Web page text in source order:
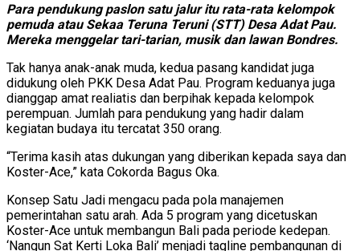
Para pendukung paslon satu jalur itu rata-rata kelompok
pemuda atau Sekaa Teruna Teruni (STT) Desa Adat Pau.
Mereka menggelar tari-tarian, musik dan lawan Bondres.
Tak hanya anak-anak muda, kedua pasang kandidat juga
didukung oleh PKK Desa Adat Pau. Program keduanya juga
dianggap amat realiatis dan berpihak kepada kelompok
perempuan. Jumlah para pendukung yang hadir dalam
kegiatan budaya itu tercatat 350 orang.
“Terima kasih atas dukungan yang diberikan kepada saya dan
Koster-Ace,” kata Cokorda Bagus Oka.
Konsep Satu Jadi mengacu pada pola manajemen
pemerintahan satu arah. Ada 5 program yang dicetuskan
Koster-Ace untuk membangun Bali pada periode kedepan.
‘Nangun Sat Kerti Loka Bali’ menjadi tagline pembangunan di